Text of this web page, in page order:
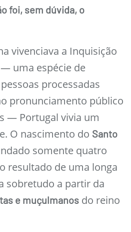
foi, sem dúvida, o
vivenciava a Inquisição
uma espécie de
processadas
pronunciamento público
— Portugal vivia um
O nascimento do Santo
somente quatro
resultado de uma longa
sobretudo a partir da
e muçulmanos do reino